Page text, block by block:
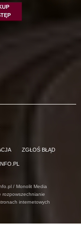
ZGŁOŚ BŁĄD
/ Monolit Media
rozpowszechnianie
internetowych